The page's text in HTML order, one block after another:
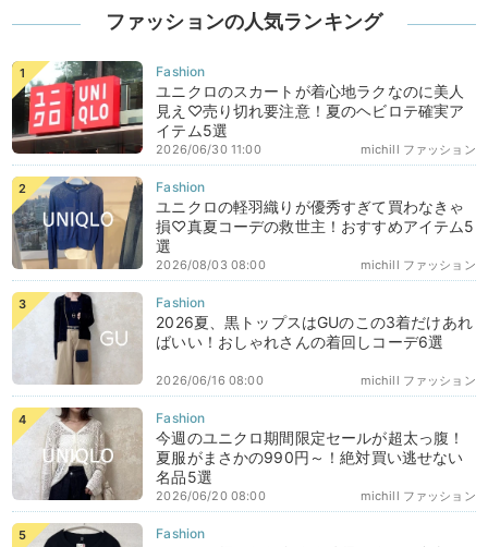
ファッションの人気ランキング
ユニクロのスカートが着心地ラクなのに美人
見え♡売り切れ要注意！夏のヘビロテ確実ア
イテム5選
michill ファッション
2026/06/30 11:00
ユニクロの軽羽織りが優秀すぎて買わなきゃ
損♡真夏コーデの救世主！おすすめアイテム5
選
michill ファッション
2026/08/03 08:00
2026夏、黒トップスはGUのこの3着だけあれ
ばいい！おしゃれさんの着回しコーデ6選
michill ファッション
2026/06/16 08:00
今週のユニクロ期間限定セールが超太っ腹！
夏服がまさかの990円～！絶対買い逃せない
名品5選
michill ファッション
2026/06/20 08:00